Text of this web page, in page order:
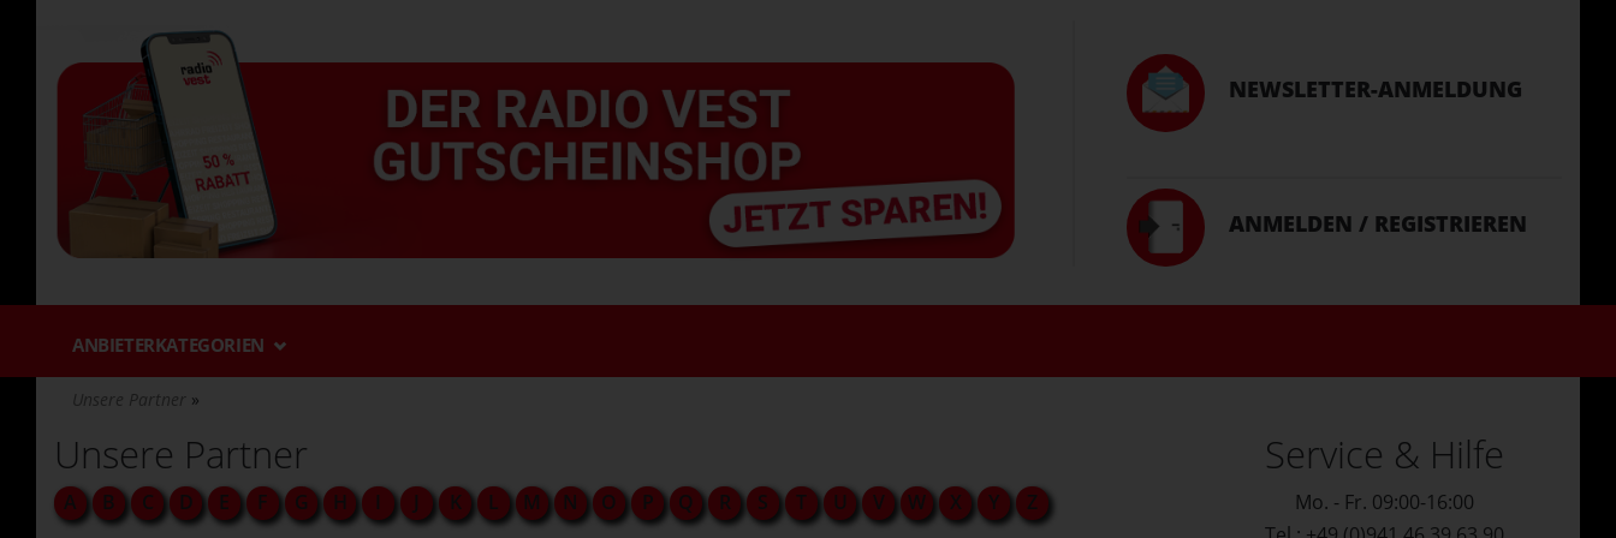
NEWSLETTER-ANMELDUNG
ANMELDEN / REGISTRIEREN
ANBIETERKATEGORIEN
Unsere Partner
Unsere Partner
A B C D E F G H I J K L M N O P Q R S T U V W X Y Z
Service & Hilfe
Mo. - Fr. 09:00-16:00